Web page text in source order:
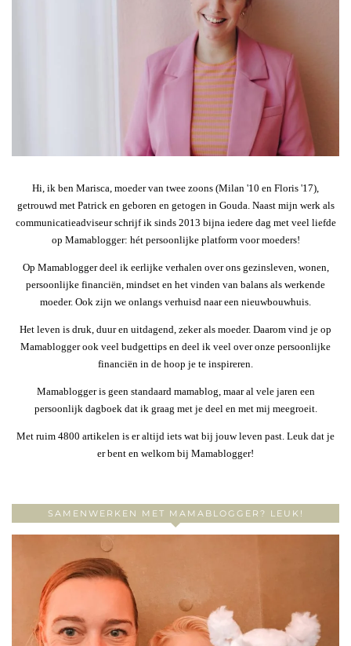
Hi, ik ben Marisca, moeder van twee zoons (Milan '10 en Floris '17),
getrouwd met Patrick en geboren en getogen in Gouda. Naast mijn werk als
communicatieadviseur schrijf ik sinds 2013 bijna iedere dag met veel liefde
op Mamablogger: hét persoonlijke platform voor moeders!
Op Mamablogger deel ik eerlijke verhalen over ons gezinsleven, wonen,
persoonlijke financiën, mindset en het vinden van balans als werkende
moeder. Ook zijn we onlangs verhuisd naar een nieuwbouwhuis.
Het leven is druk, duur en uitdagend, zeker als moeder. Daarom vind je op
Mamablogger ook veel budgettips en deel ik veel over onze persoonlijke
financiën in de hoop je te inspireren.
Mamablogger is geen standaard mamablog, maar al vele jaren een
persoonlijk dagboek dat ik graag met je deel en met mij meegroeit.
Met ruim 4800 artikelen is er altijd iets wat bij jouw leven past. Leuk dat je
er bent en welkom bij Mamablogger!
SAMENWERKEN MET MAMABLOGGER? LEUK!